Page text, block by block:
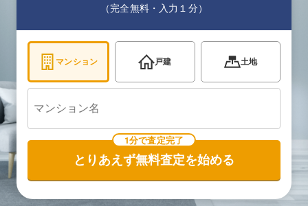
（完全無料・入力１分）
マンション 戸建 土地
1分で査定完了
とりあえず無料査定を始める